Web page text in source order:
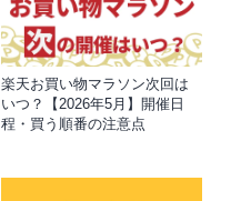
楽天お買い物マラソン次回は
いつ？【2026年5月】開催日
程・買う順番の注意点